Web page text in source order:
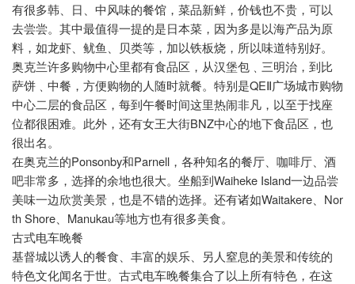
有很多韩、日、中风味的餐馆，菜品新鲜，价钱也不贵，可以
去尝尝。其中最值得一提的是日本菜，因为多是以海产品为原
料，如龙虾、鱿鱼、贝类等，加以铁板烧，所以味道特别好。
奥克兰许多购物中心里都有食品区，从汉堡包﹑三明治，到比
萨饼﹑中餐，方便购物的人随时就餐。特别是QE Ⅱ广场城市购物
中心二层的食品区，每到午餐时间这里热闹非凡，以至于找座
位都很困难。此外，还有女王大街BNZ中心的地下食品区，也
很出名。
在奥克兰的Ponsonby和Parnell ，各种知名的餐厅、咖啡厅、酒
吧非常多，选择的余地也很大。坐船到 Waiheke Island一边品尝
美味一边欣赏美景，也是不错的选择。还有诸如Waitakere、 Nor
th Shore、 Manukau等地方也有很多美食。
古式电车晚餐
基督城以诱人的餐食、丰富的娱乐、另人窒息的美景和传统的
特色文化闻名于世。古式电车晚餐集合了以上所有特色，在这